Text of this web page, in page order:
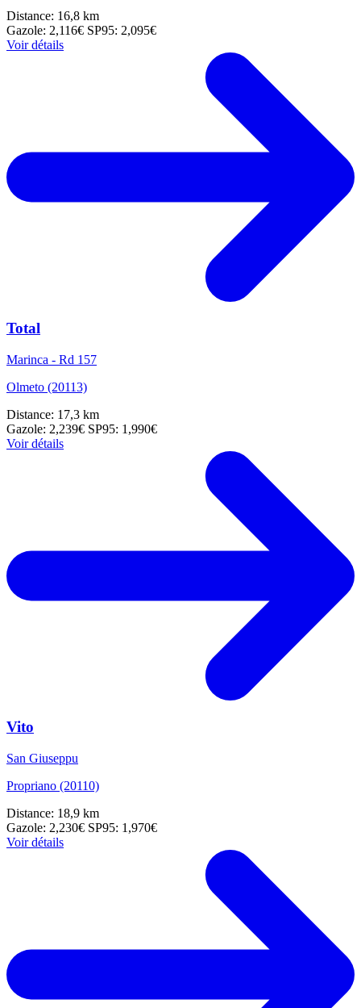
Distance: 16,8 km
Gazole: 2,116€ SP95: 2,095€
Voir détails
Total
Marinca - Rd 157
Olmeto (20113)
Distance: 17,3 km
Gazole: 2,239€ SP95: 1,990€
Voir détails
Vito
San Giuseppu
Propriano (20110)
Distance: 18,9 km
Gazole: 2,230€ SP95: 1,970€
Voir détails